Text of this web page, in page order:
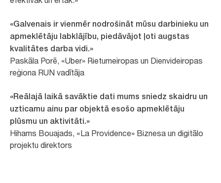
«Galvenais ir vienmēr nodrošināt mūsu darbinieku un
apmeklētāju labklājību, piedāvājot ļoti augstas
kvalitātes darba vidi.»
Paskāla Porē, «Uber» Rietumeiropas un Dienvideiropas
reģiona RUN vadītāja
«Reālajā laikā savāktie dati mums sniedz skaidru un
uzticamu ainu par objektā esošo apmeklētāju
plūsmu un aktivitāti.»
Hihams Bouajads, «La Providence» Biznesa un digitālo
projektu direktors